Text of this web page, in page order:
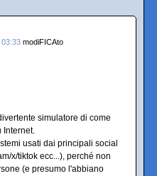
03:33 modiFICAto
simulatore di come
Internet.
usati dai principali social
x/tiktok ecc...), perché non
(e presumo l'abbiano